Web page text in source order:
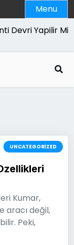
Menu
Yapilir Mi |
UNCATEGORIZED
Kumar,
aracı değil,
Peki,